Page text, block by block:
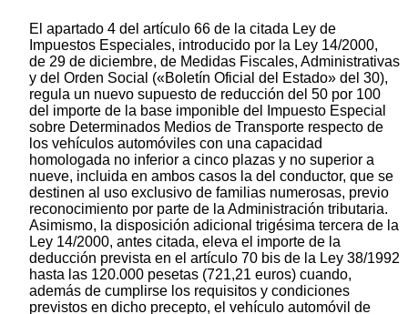
El apartado 4 del artículo 66 de la citada Ley de
Impuestos Especiales, introducido por la Ley 14/2000,
de 29 de diciembre, de Medidas Fiscales, Administrativas
y del Orden Social («Boletín Oficial del Estado» del 30),
regula un nuevo supuesto de reducción del 50 por 100
del importe de la base imponible del Impuesto Especial
sobre Determinados Medios de Transporte respecto de
los vehículos automóviles con una capacidad
homologada no inferior a cinco plazas y no superior a
nueve, incluida en ambos casos la del conductor, que se
destinen al uso exclusivo de familias numerosas, previo
reconocimiento por parte de la Administración tributaria.
Asimismo, la disposición adicional trigésima tercera de la
Ley 14/2000, antes citada, eleva el importe de la
deducción prevista en el artículo 70 bis de la Ley 38/1992
hasta las 120.000 pesetas (721,21 euros) cuando,
además de cumplirse los requisitos y condiciones
previstos en dicho precepto, el vehículo automóvil de